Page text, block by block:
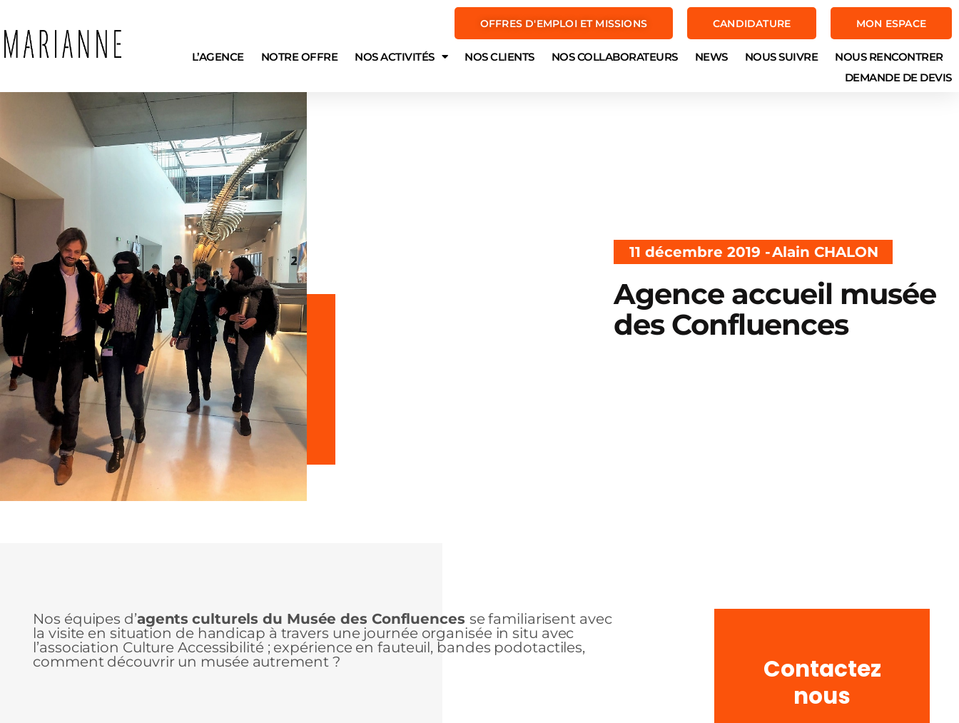
OFFRES D'EMPLOI ET MISSIONS CANDIDATURE MON ESPACE
L’AGENCE NOTRE OFFRE NOS ACTIVITÉS NOS CLIENTS NOS COLLABORATEURS NEWS NOUS SUIVRE
NOUS RENCONTRER
DEMANDE DE DEVIS
11 décembre 2019 -Alain CHALON
Agence accueil musée
des Confluences
Nos équipes d’agents culturels du Musée des Confluences se familiarisent avec
la visite en situation de handicap à travers une journée organisée in situ avec
l’association Culture Accessibilité ; expérience en fauteuil, bandes podotactiles,
comment découvrir un musée autrement ?
Contactez
nous